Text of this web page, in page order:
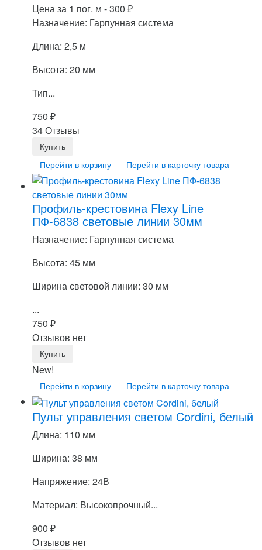
Цена за 1 пог. м -300 ₽
Назначение: Гарпунная система
Длина: 2,5 м
Высота: 20 мм
Тип...
750 ₽
34 Отзывы
Перейти в корзину Перейти в карточку товара
Профиль-крестовина Flexy Line
ПФ-6838 световые линии 30мм
Назначение: Гарпунная система
Высота: 45 мм
Ширина световой линии: 30 мм
...
750 ₽
Отзывов нет
New!
Перейти в корзину Перейти в карточку товара
Пульт управления светом Cordini, белый
Длина: 110 мм
Ширина: 38 мм
Напряжение: 24В
Материал: Высокопрочный...
900 ₽
Отзывов нет